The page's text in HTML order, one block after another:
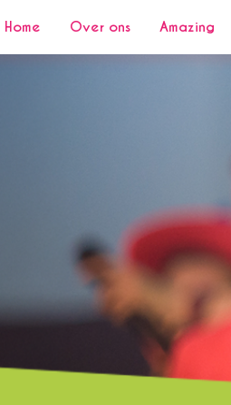
Home Over ons Amazing